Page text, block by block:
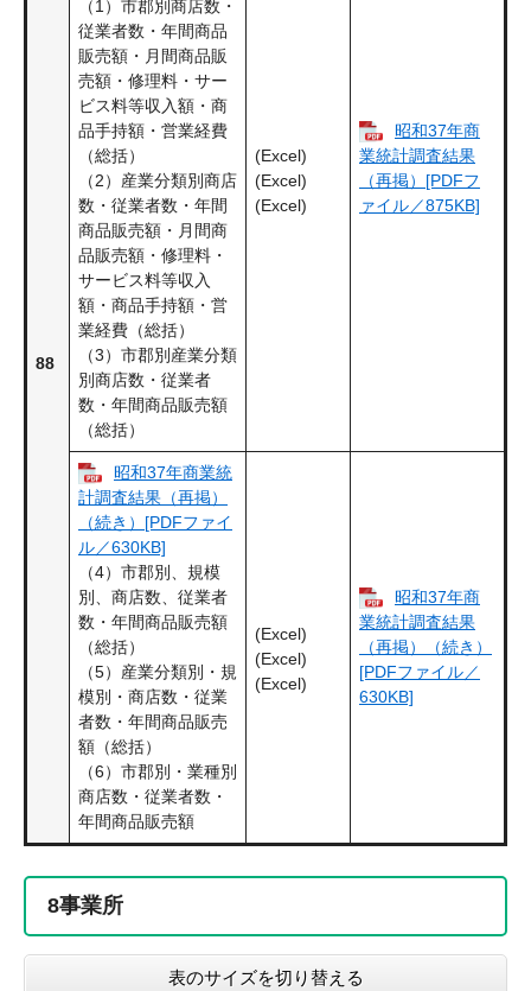
88
（1）市郡別商店数・
従業者数・年間商品
販売額・月間商品販
売額・修理料・サー
ビス料等収入額・商
品手持額・営業経費
（総括）
（2）産業分類別商店
数・従業者数・年間
商品販売額・月間商
品販売額・修理料・
サービス料等収入
額・商品手持額・営
業経費（総括）
（3）市郡別産業分類
別商店数・従業者
数・年間商品販売額
（総括）
(Excel)
(Excel)
(Excel)
昭和37年商
業統計調査結果
（再掲）[PDFフ
ァイル／875KB]
昭和37年商業統
計調査結果（再掲）
（続き）[PDFファイ
ル／630KB]
（4）市郡別、規模
別、商店数、従業者
数・年間商品販売額
（総括）
（5）産業分類別・規
模別・商店数・従業
者数・年間商品販売
額（総括）
（6）市郡別・業種別
商店数・従業者数・
年間商品販売額
(Excel)
(Excel)
(Excel)
昭和37年商
業統計調査結果
（再掲）（続き）
[PDFファイル／
630KB]
8事業所
表のサイズを切り替える